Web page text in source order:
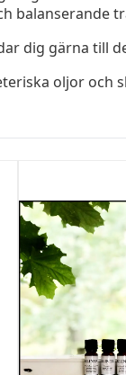
balanserande
dig gärna till
oljor och